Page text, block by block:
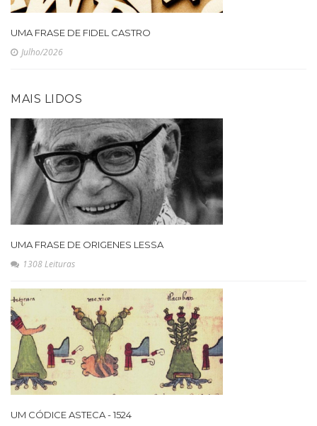
UMA FRASE DE FIDEL CASTRO
Julho/2026
MAIS LIDOS
UMA FRASE DE ORIGENES LESSA
1308 Leituras
UM CÓDICE ASTECA - 1524